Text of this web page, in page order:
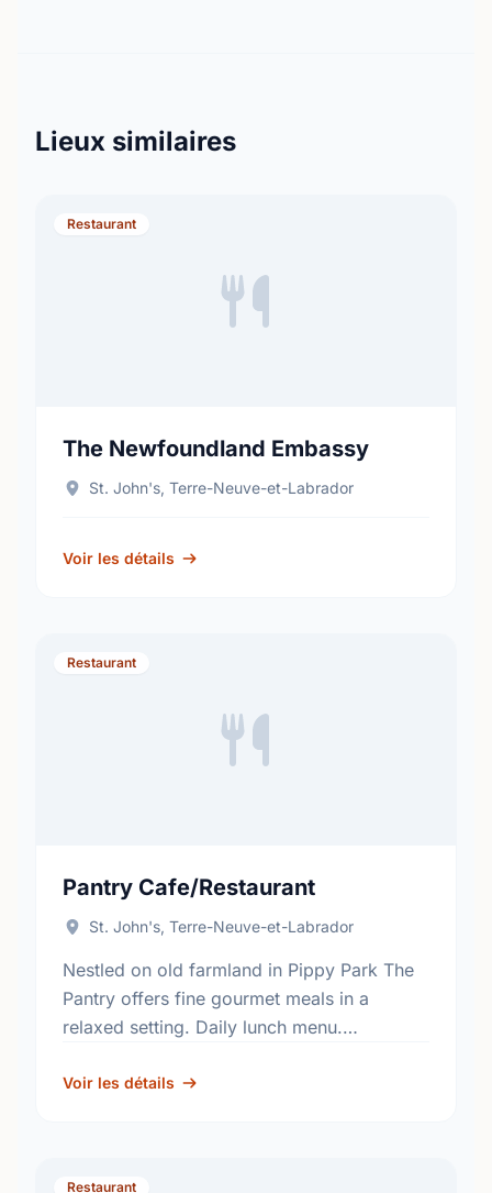
Lieux similaires
Restaurant
The Newfoundland Embassy
St. John's, Terre-Neuve-et-Labrador
Voir les détails
Restaurant
Pantry Cafe/Restaurant
St. John's, Terre-Neuve-et-Labrador
Nestled on old farmland in Pippy Park The
Pantry offers fine gourmet meals in a
relaxed setting. Daily lunch menu.
catering. All proceeds benefit the programs
Voir les détails
Restaurant